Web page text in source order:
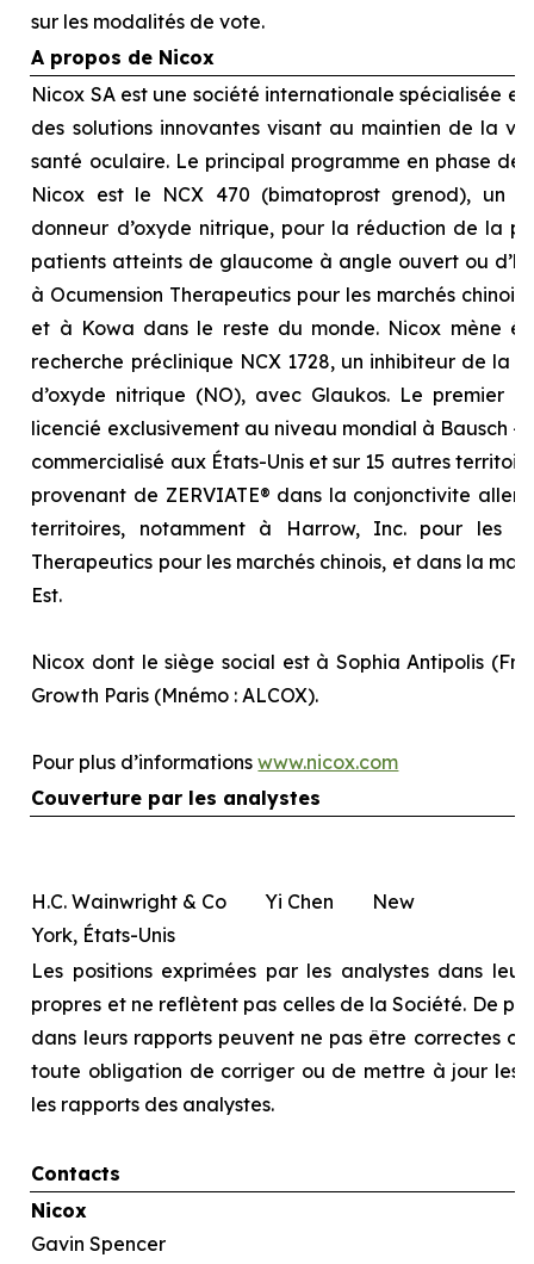
sur les modalités de vote.
A propos de Nicox
Nicox SA est une société internationale spécialisée
des solutions innovantes visant au maintien de la
santé oculaire. Le principal programme en phase
Nicox est le NCX 470 (bimatoprost grenod), un
donneur d’oxyde nitrique, pour la réduction de la
patients atteints de glaucome à angle ouvert ou
à Ocumension Therapeutics pour les marchés
et à Kowa dans le reste du monde. Nicox mène
recherche préclinique NCX 1728, un inhibiteur de la
d’oxyde nitrique (NO), avec Glaukos. Le premier
licencié exclusivement au niveau mondial à Bausch +
commercialisé aux États-Unis et sur 15 autres
provenant de ZERVIATE® dans la conjonctivite
territoires, notamment à Harrow, Inc. pour les
Therapeutics pour les marchés chinois, et dans la
Est.
Nicox dont le siège social est à Sophia Antipolis
Growth Paris (Mnémo : ALCOX).
Pour plus d’informationswww.nicox.com
Couverture par les analystes
H.C. Wainwright & Co Yi Chen New
York, États-Unis
Les positions exprimées par les analystes dans
propres et ne reflètent pas celles de la Société. De
dans leurs rapports peuvent ne pas être correctes
toute obligation de corriger ou de mettre à jour les
les rapports des analystes.
Contacts
Nicox
Gavin Spencer